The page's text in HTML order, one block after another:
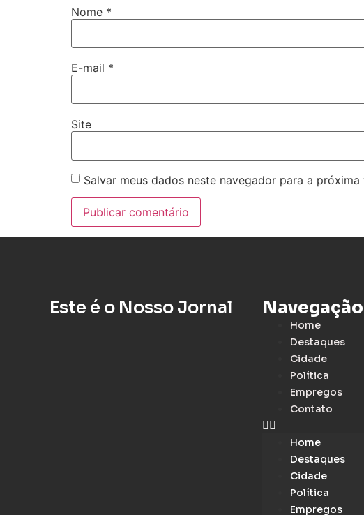
Nome *
E-mail *
Site
Salvar meus dados neste navegador para a
Este é o Nosso Jornal Navegação
Home
Destaques
Cidade
Política
Empregos
Contato
Home
Destaques
Cidade
Política
Empregos